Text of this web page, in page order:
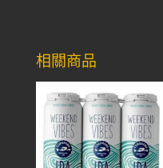
相關商品